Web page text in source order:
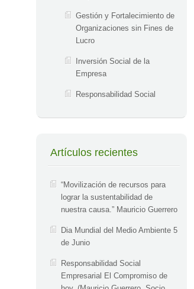
Gestión y Fortalecimiento de
Organizaciones sin Fines de
Lucro
Inversión Social de la
Empresa
Responsabilidad Social
Artículos recientes
“Movilización de recursos para
lograr la sustentabilidad de
nuestra causa.” Mauricio Guerrero
Dia Mundial del Medio Ambiente 5
de Junio
Responsabilidad Social
Empresarial El Compromiso de